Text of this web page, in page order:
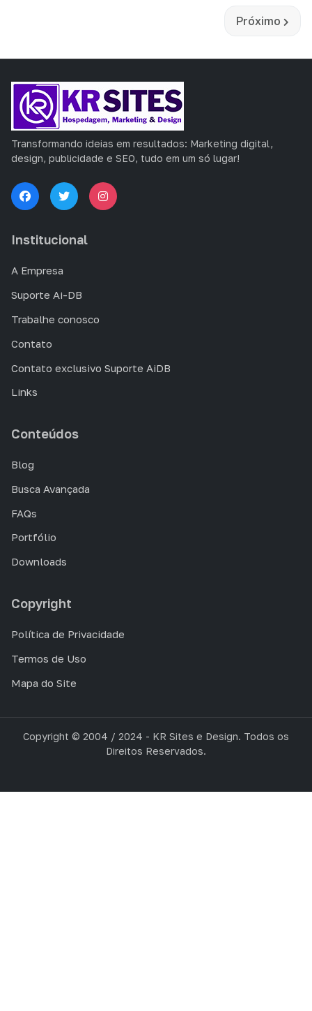
Próximo
Próximo
Transformando ideias em resultados: Marketing digital,
design, publicidade e SEO, tudo em um só lugar!
Institucional
A Empresa
Suporte Ai-DB
Trabalhe conosco
Contato
Contato exclusivo Suporte AiDB
Links
Conteúdos
Blog
Busca Avançada
FAQs
Portfólio
Downloads
Copyright
Política de Privacidade
Termos de Uso
Mapa do Site
Copyright © 2004 / 2024 - KR Sites e Design. Todos os
Direitos Reservados.